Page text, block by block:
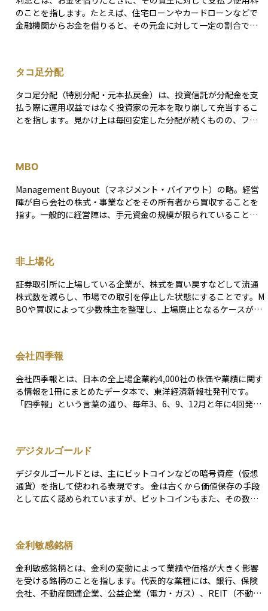
ーンが期待できる反面、運用コストが高くなり、リスクも増大す
る傾向があります。また、運用成績はファンドマネージャーの運
用能力に大きく依存するという特徴があります。
のことを指します。たとえば、住宅ローンやカードローンなどで
金融機関からお金を借りると、その元金に対して一定の割合で計
合には、預金利息として受け取ることができ、これは預け先（銀
行など）にお金を使わせたことへの報酬となります。利息の金額
は「金利」によって決まり、借入期間や元金の大きさによっても
変動します。金融取引の基本的な要素であり、資産運用やローン
計画を立てる上で欠かせない概念です。
タコ足分配
タコ足分配（特別分配・元本払戻金）は、投資信託が分配金を支
払う際に運用収益ではなく投資家の元本を取り崩して充当するこ
とを指します。見かけ上は毎回安定した分配が続くものの、ファ
わりに保有口数あたりの取得価額がその分だけ引き下げられま
売却時に支払う譲渡所得課税（現行20.315％）が増える可能性が
あります。短期的には非課税メリットがあるものの、長期的には
課税を先送りしているに過ぎない点に注意が必要です。 一方、運
運用報告書の「分配金の計算明細」で確認できます。高い分配利
回りだけに着目せず、分配原資の質とファンドの総合的なパフォ
ーマンスを必ずチェックしましょう。
MBO
Management Buyout（マネジメント・バイアウト）の略。経営
陣が自ら会社の株式・事業などをその所有者から買収することを
指す。一般的に経営陣は、手元資金の規模が限られていることか
を提供する共同スポンサーとしてバイアウト・ファンドとパート
企業の事業承継などにも利用されている。MBOにより、現オーナ
ーから株式を承継する経営陣は、株式の散逸を防ぐことで経営の
安定化を図ることが可能となる。
非上場化
証券取引所に上場している企業が、株式を買い戻すなどして流通
株式数を減らし、市場での取引を停止した状態にすることです。M
BOや買収によって少数株主を整理し、上場廃止となるケースが代
ことになり、資金化が難しくなるリスクも伴います。そのため、
ます。
会社四季報
会社四季報とは、日本の全上場企業約4,000社の株価や業績に関す
る情報を1冊にまとめたデータ本で、東洋経済新報社発刊です。
「四季報」という言葉の通り、毎年3、6、9、12月と年に4回発売
デジタルゴールド
デジタルゴールドとは、主にビットコインなどの暗号資産（仮想
通貨）を指して使われる表現です。 金は古くから価値保存の手段
として広く認められていますが、ビットコインもまた、その数が
ターネットを介して瞬時に世界中に送金が可能であり、管理や保
新たな資産クラスとして注目を集め、投資対象としても利用され
ています。
金利敏感銘柄
金利敏感銘柄とは、金利の変動によって業績や価格が大きく影響
を受ける銘柄のことを指します。代表的な業種には、銀行、保険
会社、不動産関連企業、公益企業（電力・ガス）、REIT（不動産